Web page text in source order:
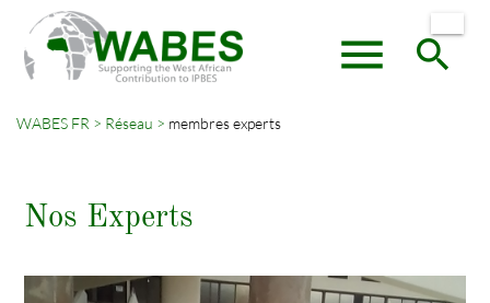
menu search
WABES FR Réseau membres experts
Nos Experts